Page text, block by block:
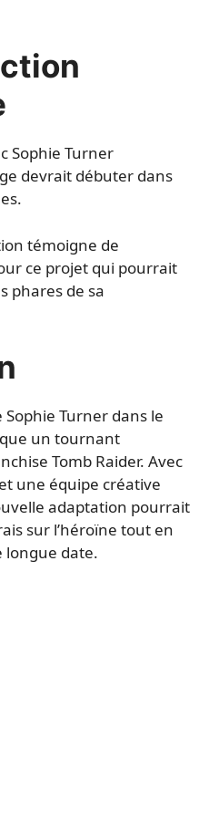
Sophie Turner
devrait débuter dans
témoigne de
ce projet qui pourrait
phares de sa
Sophie Turner dans le
un tournant
Tomb Raider. Avec
une équipe créative
adaptation pourrait
sur l’héroïne tout en
longue date.